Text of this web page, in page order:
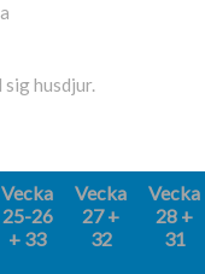
husdjur.
Vecka
25-26
+ 33
Vecka
27 +
32
Vecka
28 +
31